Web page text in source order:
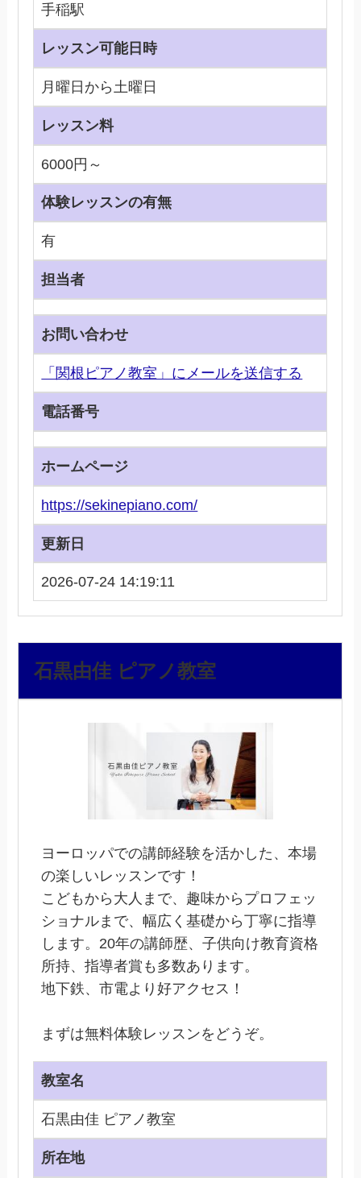
手稲駅
レッスン可能日時
月曜日から土曜日
レッスン料
6000円～
体験レッスンの有無
有
担当者
お問い合わせ
「関根ピアノ教室」にメールを送信する
電話番号
ホームページ
https://sekinepiano.com/
更新日
2026-07-24 14:19:11
石黒由佳 ピアノ教室
ヨーロッパでの講師経験を活かした、本場
の楽しいレッスンです！
こどもから大人まで、趣味からプロフェッ
ショナルまで、幅広く基礎から丁寧に指導
します。20年の講師歴、子供向け教育資格
所持、指導者賞も多数あります。
地下鉄、市電より好アクセス！
まずは無料体験レッスンをどうぞ。
教室名
石黒由佳 ピアノ教室
所在地